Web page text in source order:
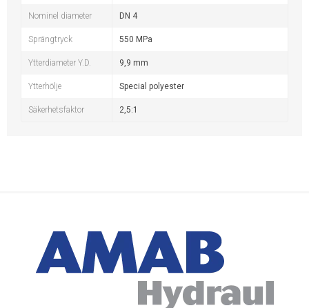
Nominel diameter DN 4
Sprängtryck 550 MPa
Ytterdiameter Y.D. 9,9 mm
Ytterhölje Special polyester
Säkerhetsfaktor 2,5:1